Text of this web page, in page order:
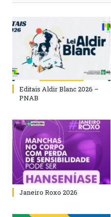
Editais Aldir Blanc 2026 –
PNAB
Janeiro Roxo 2026